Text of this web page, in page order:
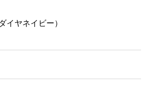
ヤネイビー）